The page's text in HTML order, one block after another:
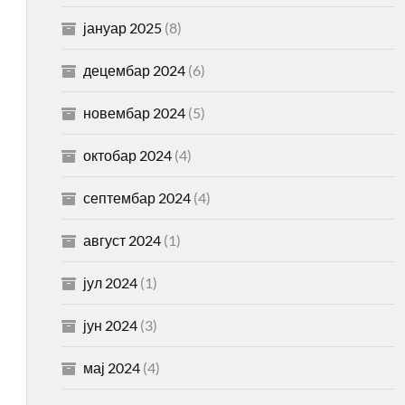
јануар 2025(8)
децембар 2024(6)
новембар 2024(5)
октобар 2024(4)
септембар 2024(4)
август 2024(1)
јул 2024(1)
јун 2024(3)
мај 2024(4)